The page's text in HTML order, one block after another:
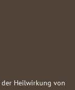
Heilwirkung von